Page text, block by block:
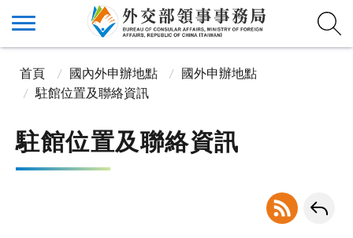
首頁 國內外申辦地點
國外申辦地點
駐館位置及聯絡資訊
駐館位置及聯絡資訊